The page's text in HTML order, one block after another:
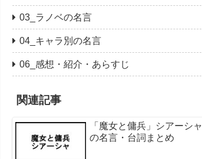
03_ラノベの名言
04_キャラ別の名言
06_感想・紹介・あらすじ
関連記事
「魔女と傭兵」シアーシャ
の名言・台詞まとめ